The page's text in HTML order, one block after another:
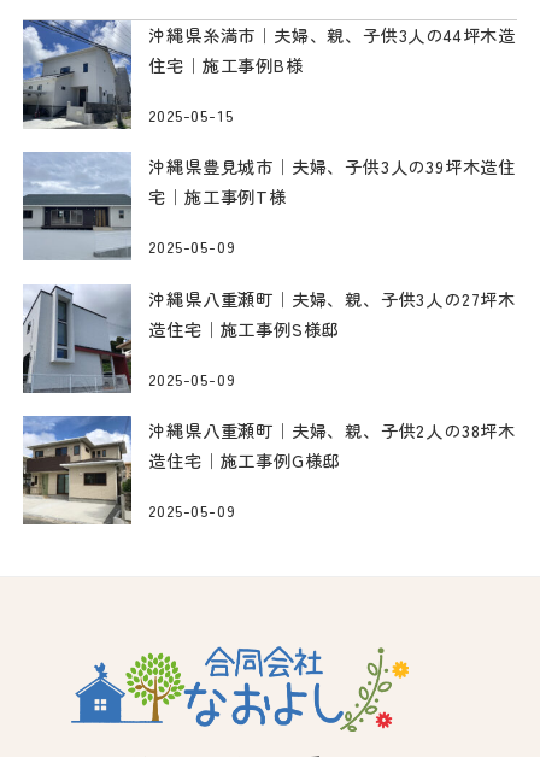
り
沖縄県糸満市｜夫婦、親、子供3人の44坪木造
住宅｜施工事例B様
2025-05-15
沖縄県豊見城市｜夫婦、子供3人の39坪木造住
宅｜施工事例T様
2025-05-09
沖縄県八重瀬町｜夫婦、親、子供3人の27坪木
造住宅｜施工事例S様邸
2025-05-09
沖縄県八重瀬町｜夫婦、親、子供2人の38坪木
造住宅｜施工事例G様邸
2025-05-09